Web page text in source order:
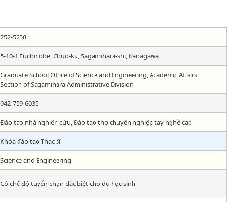
252-5258
5-10-1 Fuchinobe, Chuo-ku, Sagamihara-shi, Kanagawa
Graduate School Office of Science and Engineering, Academic Affairs
Section of Sagamihara Administrative Division
042-759-6035
Đào tạo nhà nghiên cứu, Đào tạo thợ chuyên nghiệp tay nghề cao
Khóa đào tạo Thạc sĩ
Science and Engineering
Có chế độ tuyển chọn đăc biệt cho du học sinh